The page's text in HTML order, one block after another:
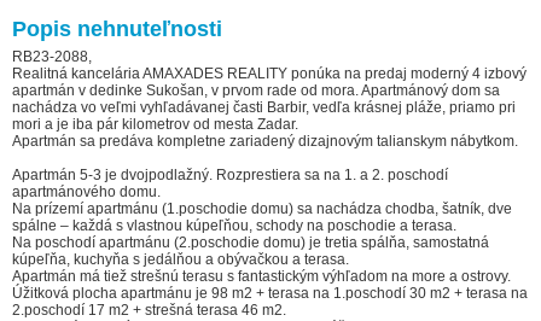
Popis nehnuteľnosti
RB23-2088,
Realitná kancelária AMAXADES REALITY ponúka na predaj moderný 4 izbový
apartmán v dedinke Sukošan, v prvom rade od mora. Apartmánový dom sa
nachádza vo veľmi vyhľadávanej časti Barbir, vedľa krásnej pláže, priamo pri
mori a je iba pár kilometrov od mesta Zadar.
Apartmán sa predáva kompletne zariadený dizajnovým talianskym nábytkom.
Apartmán 5-3 je dvojpodlažný. Rozprestiera sa na 1. a 2. poschodí
apartmánového domu.
Na prízemí apartmánu (1.poschodie domu) sa nachádza chodba, šatník, dve
spálne – každá s vlastnou kúpeľňou, schody na poschodie a terasa.
Na poschodí apartmánu (2.poschodie domu) je tretia spálňa, samostatná
kúpeľňa, kuchyňa s jedálňou a obývačkou a terasa.
Apartmán má tiež strešnú terasu s fantastickým výhľadom na more a ostrovy.
Úžitková plocha apartmánu je 98 m2 + terasa na 1.poschodí 30 m2 + terasa na
2.poschodí 17 m2 + strešná terasa 46 m2.